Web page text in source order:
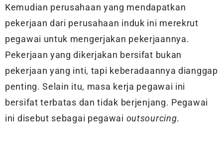
Kemudian perusahaan yang mendapatkan
pekerjaan dari perusahaan induk ini merekrut
pegawai untuk mengerjakan pekerjaannya.
Pekerjaan yang dikerjakan bersifat bukan
pekerjaan yang inti, tapi keberadaannya dianggap
penting. Selain itu, masa kerja pegawai ini
bersifat terbatas dan tidak berjenjang. Pegawai
ini disebut sebagai pegawai outsourcing.